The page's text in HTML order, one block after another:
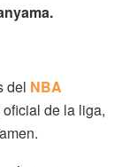
del NBA
de la liga,